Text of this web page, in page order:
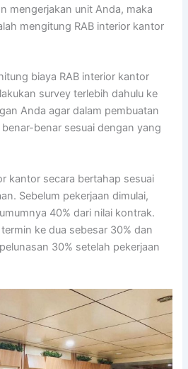
mengerjakan unit Anda, maka
mengitung RAB interior kantor
biaya RAB interior kantor
survey terlebih dahulu ke
Anda agar dalam pembuatan
benar sesuai dengan yang
kantor secara bertahap sesuai
Sebelum pekerjaan dimulai,
40% dari nilai kontrak.
ke dua sebesar 30% dan
30% setelah pekerjaan